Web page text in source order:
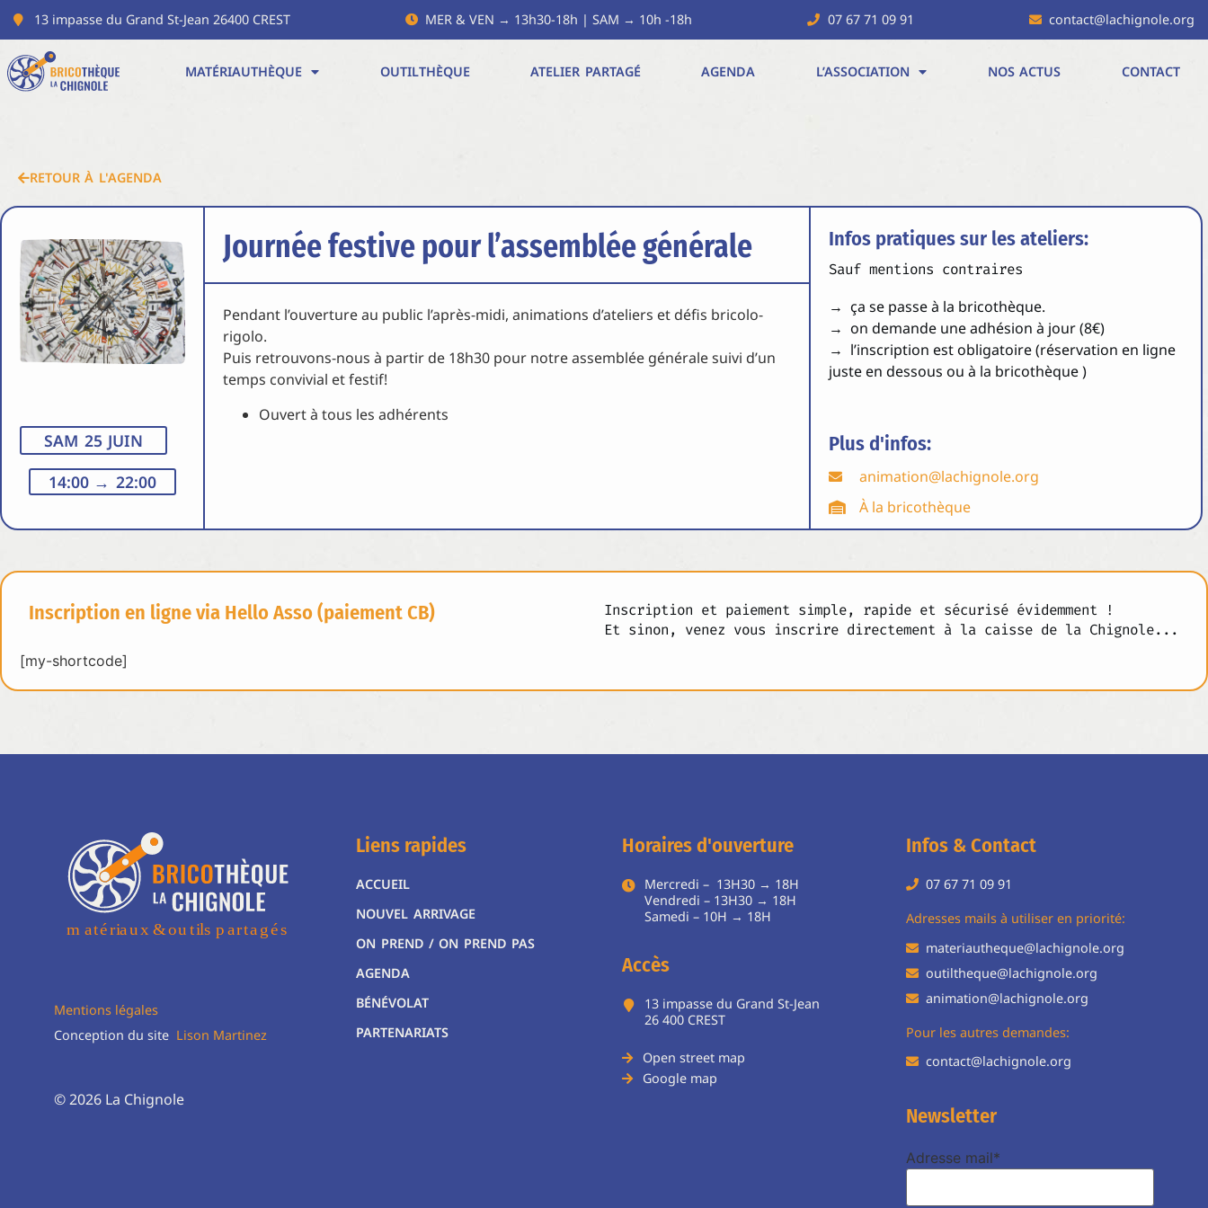
13 impasse du Grand St-Jean 26400 CREST MER & VEN → 13h30-18h | SAM → 10h -18h 07 67 71 09 91 contact@lachignole.org
MATÉRIAUTHÈQUE OUTILTHÈQUE ATELIER PARTAGÉ AGENDA L’ASSOCIATION NOS ACTUS CONTACT
RETOUR À L'AGENDA
SAM 25 JUIN
14:00 → 22:00
Journée festive pour l’assemblée générale
Pendant l’ouverture au public l’après-midi, animations d’ateliers et défis bricolo-
rigolo.
Puis retrouvons-nous à partir de 18h30 pour notre assemblée générale suivi d’un
temps convivial et festif!
Ouvert à tous les adhérents
Infos pratiques sur les ateliers:
Sauf mentions contraires
→ ça se passe à la bricothèque.
→ on demande une adhésion à jour (8€)
→ l’inscription est obligatoire (réservation en ligne
juste en dessous ou à la bricothèque )
Plus d'infos:
animation@lachignole.org
À la bricothèque
Inscription en ligne via Hello Asso (paiement CB)
Inscription et paiement simple, rapide et sécurisé évidemment !
Et sinon, venez vous inscrire directement à la caisse de la Chignole...
[my-shortcode]
Mentions légales
Conception du site Lison Martinez
© 2026 La Chignole
Liens rapides
ACCUEIL
NOUVEL ARRIVAGE
ON PREND / ON PREND PAS
AGENDA
BÉNÉVOLAT
PARTENARIATS
Horaires d'ouverture
Mercredi – 13H30 → 18H
Vendredi – 13H30 → 18H
Samedi – 10H → 18H
Accès
13 impasse du Grand St-Jean
26 400 CREST
Open street map
Google map
Infos & Contact
07 67 71 09 91
Adresses mails à utiliser en priorité:
materiautheque@lachignole.org
outiltheque@lachignole.org
animation@lachignole.org
Pour les autres demandes:
contact@lachignole.org
Newsletter
Adresse mail*